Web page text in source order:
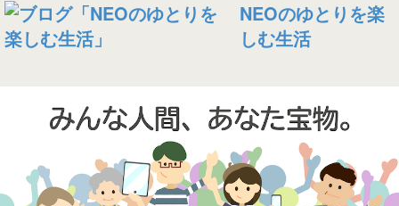
NEOのゆとりを楽
しむ生活